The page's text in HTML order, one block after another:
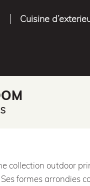
Cuisine
collection outdoor
Ses formes arrondies